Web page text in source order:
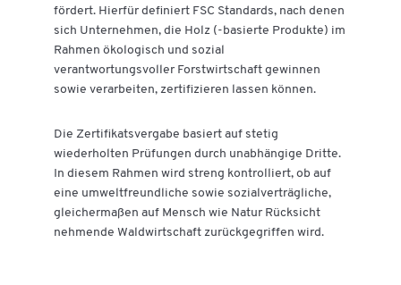
fördert. Hierfür definiert FSC Standards, nach denen
sich Unternehmen, die Holz (-basierte Produkte) im
Rahmen ökologisch und sozial
verantwortungsvoller Forstwirtschaft gewinnen
sowie verarbeiten, zertifizieren lassen können.
Die Zertifikatsvergabe basiert auf stetig
wiederholten Prüfungen durch unabhängige Dritte.
In diesem Rahmen wird streng kontrolliert, ob auf
eine umweltfreundliche sowie sozialverträgliche,
gleichermaßen auf Mensch wie Natur Rücksicht
nehmende Waldwirtschaft zurückgegriffen wird.
Zum Zoomen doppeltippen